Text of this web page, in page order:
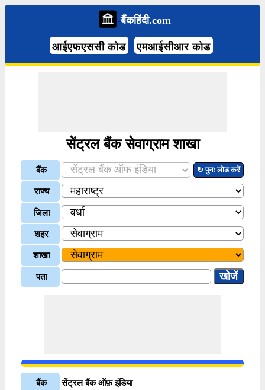
बैंकहिंदी.com
आईएफएससी कोड एमआईसीआर कोड
सेंट्रल बैंक सेवाग्राम शाखा
बैंक ↻ पुनः लोड करें
राज्य
जिला
शहर
शाखा
पता
बैंक सेंट्रल बैंक ऑफ़ इंडिया